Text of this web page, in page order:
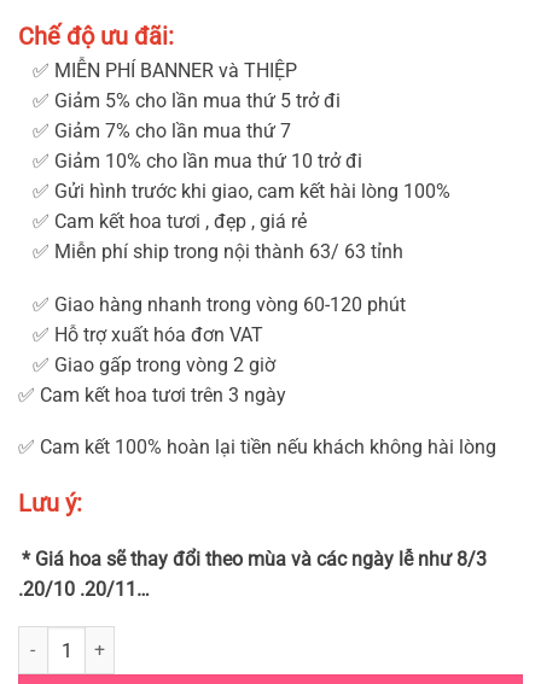
Chế độ ưu đãi:
✅ MIỄN PHÍ BANNER và THIỆP
✅ Giảm 5% cho lần mua thứ 5 trở đi
✅ Giảm 7% cho lần mua thứ 7
✅ Giảm 10% cho lần mua thứ 10 trở đi
✅ Gửi hình trước khi giao, cam kết hài lòng 100%
✅ Cam kết hoa tươi , đẹp , giá rẻ
✅ Miễn phí ship trong nội thành 63/ 63 tỉnh
✅ Giao hàng nhanh trong vòng 60-120 phút
✅ Hỗ trợ xuất hóa đơn VAT
✅ Giao gấp trong vòng 2 giờ
✅ Cam kết hoa tươi trên 3 ngày
✅ Cam kết 100% hoàn lại tiền nếu khách không hài lòng
Lưu ý:
* Giá hoa sẽ thay đổi theo mùa và các ngày lễ như 8/3
.20/10 .20/11…
KỆ HOA CHIA BUỒN 3 TẦNG QUẬN 3 - GIAO HOA TẬN NƠI (HCB-36)